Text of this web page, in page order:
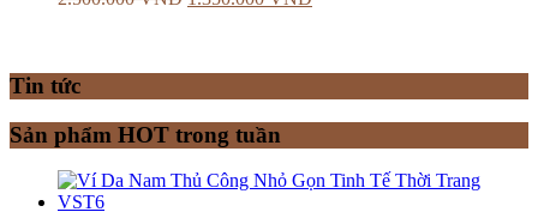
Tin tức
Sản phẩm HOT trong tuần